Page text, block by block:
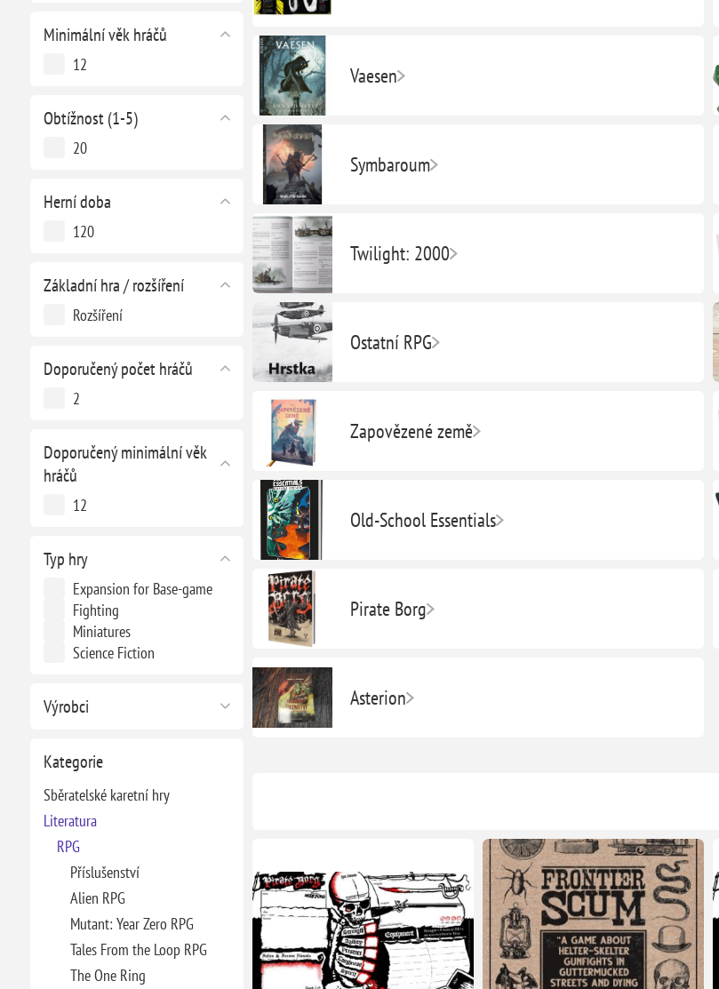
Minimální věk hráčů
12
Obtížnost (1-5)
20
Herní doba
120
Základní hra / rozšíření
Rozšíření
Doporučený počet hráčů
2
Doporučený minimální věk
hráčů
12
Typ hry
Expansion for Base-game
Fighting
Miniatures
Science Fiction
Výrobci
Kategorie
Sběratelské karetní hry
Literatura
RPG
Příslušenství
Alien RPG
Mutant: Year Zero RPG
Tales From the Loop RPG
The One Ring
Vaesen
Symbaroum
Twilight: 2000
Ostatní RPG
Zapovězené země
Old-School Essentials
Pirate Borg
Asterion